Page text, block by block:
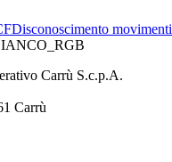
Disconoscimento movimenti
Carrù S.c.p.A.
Carrù